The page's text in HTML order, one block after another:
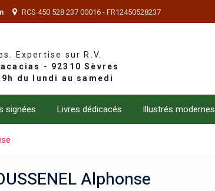
RCS 450 528 237 00016 - FR12450528237
Expertise sur R.V.
signées Livres dédicacés Illustrés modernes
Alphonse